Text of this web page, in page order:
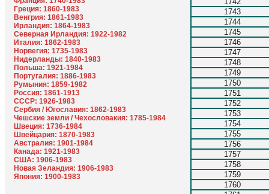
Греция: 1860-1983
Венгрия: 1861-1983
Ирландия: 1864-1983
Северная Ирландия: 1922-1982
Италия: 1862-1983
Норвегия: 1735-1983
Нидерланды: 1840-1983
Польша: 1921-1984
Португалия: 1886-1983
Румыния: 1859-1982
Россия: 1861-1913
СССР: 1926-1983
Сербия / Югославия: 1862-1983
Чешские земли / Чехословакия: 1785-1984
Швеция: 1736-1984
Швейцария: 1870-1983
Австралия: 1901-1984
Канада: 1921-1983
США: 1906-1983
Новая Зеландия: 1906-1983
Япония: 1900-1983
1743
1744
1745
1746
1747
1748
1749
1750
1751
1752
1753
1754
1755
1756
1757
1758
1759
1760